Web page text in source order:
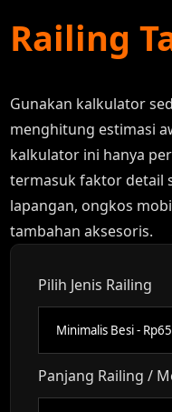
Railing
Gunakan kalkulator
menghitung estimasi
kalkulator ini hanya
termasuk faktor detail
lapangan, ongkos
tambahan aksesoris.
Pilih Jenis Railing
Panjang Railing /